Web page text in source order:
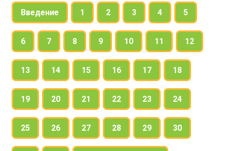
Введение 1 2 3 4 5
6 7 8 9 10 11 12
13 14 15 16 17 18
19 20 21 22 23 24
25 26 27 28 29 30